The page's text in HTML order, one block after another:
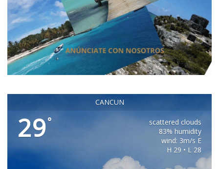
CANCUN
29°
scattered clouds
83% humidity
wind: 3m/s E
H 29 • L 28